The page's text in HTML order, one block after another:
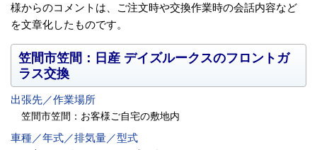
様からのコメントは、ご注文時や交換作業時の会話内容など
を文章化したものです。
笠間市笠間：日産 デイズルークスのフロントガ
ラス交換
出張先／作業場所
笠間市笠間：お客様ご自宅の敷地内
車種／年式／排気量／型式